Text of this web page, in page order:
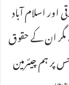
اسلام آباد
مگر ان کے حقوق
پر ہم چیئرمین